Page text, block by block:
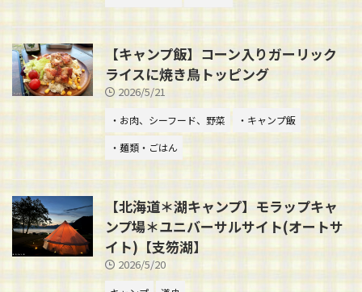
【キャンプ飯】コーン入りガーリック
ライスに焼き鳥トッピング
2026/5/21
・お肉、シーフード、野菜
・キャンプ飯
・麺類・ごはん
【北海道＊湖キャンプ】モラップキャ
ンプ場＊ユニバーサルサイト(オートサ
イト)【支笏湖】
2026/5/20